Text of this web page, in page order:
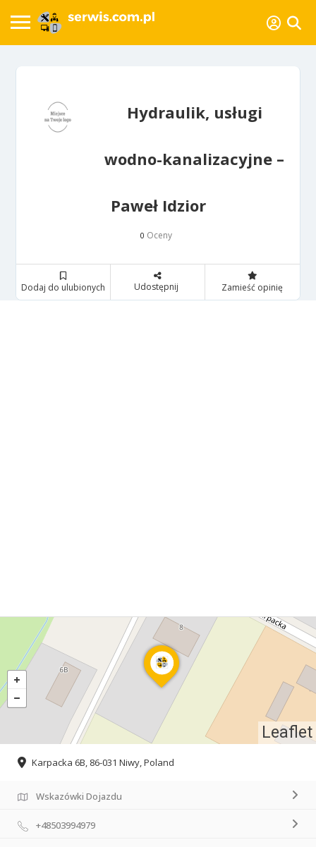
Hydraulik, usługi
wodno-kanalizacyjne –
Paweł Idzior
0 Oceny
Dodaj do ulubionych Udostępnij Zamieść opinię
Leaflet
Karpacka 6B, 86-031 Niwy, Poland
Wskazówki Dojazdu
+48503994979